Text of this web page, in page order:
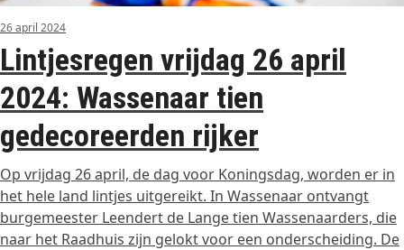
26 april 2024
Lintjesregen vrijdag 26 april
2024: Wassenaar tien
gedecoreerden rijker
Op vrijdag 26 april, de dag voor Koningsdag, worden er in
het hele land lintjes uitgereikt. In Wassenaar ontvangt
burgemeester Leendert de Lange tien Wassenaarders, die
naar het Raadhuis zijn gelokt voor een onderscheiding. De